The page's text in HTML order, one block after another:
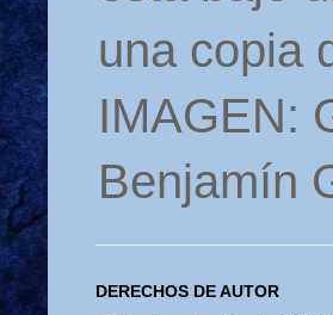
una copia
IMAGEN:
Benjamín
DERECHOS DE AUTOR